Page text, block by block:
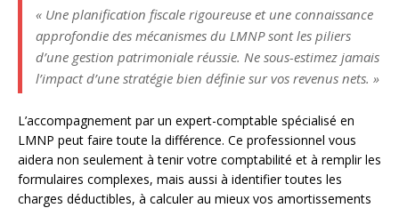
« Une planification fiscale rigoureuse et une connaissance
approfondie des mécanismes du LMNP sont les piliers
d’une gestion patrimoniale réussie. Ne sous-estimez jamais
l’impact d’une stratégie bien définie sur vos revenus nets. »
L’accompagnement par un expert-comptable spécialisé en
LMNP peut faire toute la différence. Ce professionnel vous
aidera non seulement à tenir votre comptabilité et à remplir les
formulaires complexes, mais aussi à identifier toutes les
charges déductibles, à calculer au mieux vos amortissements